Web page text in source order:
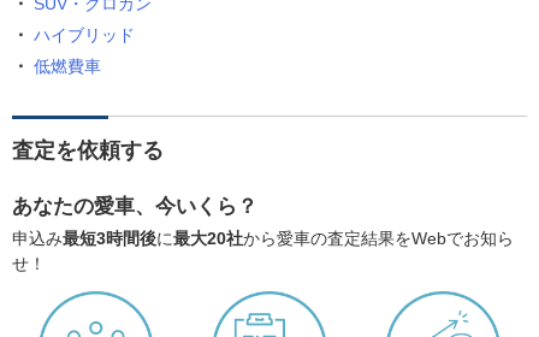
ハイブリッド
低燃費車
査定を依頼する
あなたの愛車、今いくら？
申込み最短3時間後に最大20社から愛車の査定結果をWebでお知ら
せ！